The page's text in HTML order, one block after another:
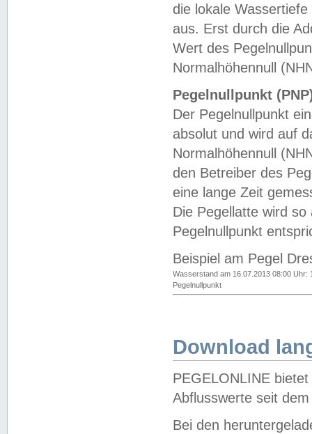
die lokale
aus. Erst durch die
Wert des
Normalhöhennull
Pegelnullpunkt
Der Pegelnullpunkt
absolut und wird auf
Normalhöhennull
den Betreiber des
eine lange Zeit
Die Pegellatte wird
Pegelnullpunkt
Beispiel am Pegel
Wasserstand am 16.07.2013 08:00 Uhr:
Pegelnullpunkt
Download
PEGELONLINE
Abflusswerte seit
Bei den